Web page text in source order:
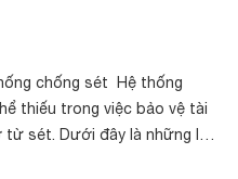
chống sét Hệ thống
thiếu trong việc bảo vệ tài
sét. Dưới đây là những lý